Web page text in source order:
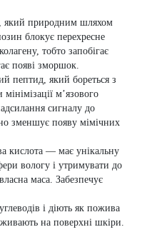
який природним шляхом
блокує перехресне
тобто запобігає
появі зморшок.
пептид, який бореться з
м’язового
сигналу до
зменшує появу мімічних
кислота — має унікальну
вологу і утримувати до
маса. Забезпечує
і діють як пожива
на поверхні шкіри.